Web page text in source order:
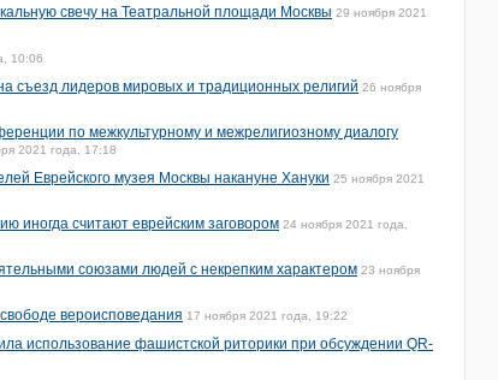
свечу на Театральной площади Москвы 29 ноября 2021
10:06
съезд лидеров мировых и традиционных религий 26 ноября
по межкультурному и межрелигиозному диалогу
2021 года, 17:18
Еврейского музея Москвы накануне Хануки 25 ноября 2021
иногда считают еврейским заговором 24 ноября 2021 года,
союзами людей с некрепким характером 23 ноября
вероисповедания 17 ноября 2021 года, 19:22
использование фашистской риторики при обсуждении QR-